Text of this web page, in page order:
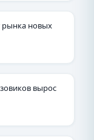
рынка новых
вырос